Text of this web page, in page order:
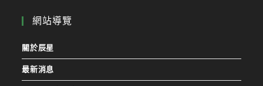
網站導覽
關於辰星
最新消息